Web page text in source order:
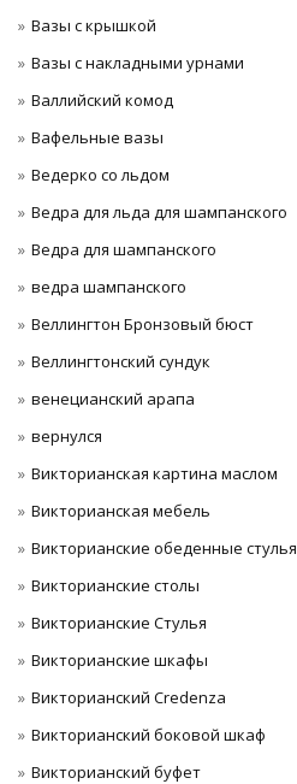
Вазы с крышкой
Вазы с накладными урнами
Валлийский комод
Вафельные вазы
Ведерко со льдом
Ведра для льда для шампанского
Ведра для шампанского
ведра шампанского
Веллингтон Бронзовый бюст
Веллингтонский сундук
венецианский арапа
вернулся
Викторианская картина маслом
Викторианская мебель
Викторианские обеденные стулья
Викторианские столы
Викторианские Стулья
Викторианские шкафы
Викторианский Credenza
Викторианский боковой шкаф
Викторианский буфет